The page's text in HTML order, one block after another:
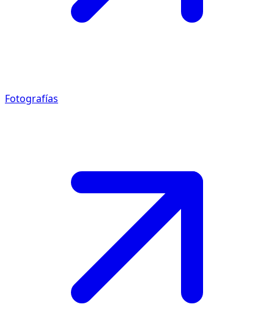
Fotografías